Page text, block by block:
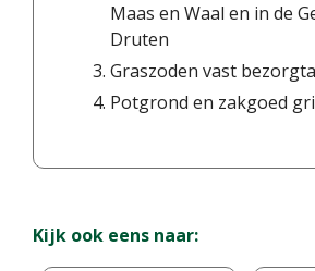
Maas en Waal en in de
Druten
Graszoden vast
Potgrond en zakgoed
Kijk ook eens naar: